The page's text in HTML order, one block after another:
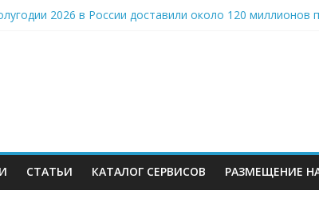
2026 в России доставили около 120
СТАТЬИ КАТАЛОГ СЕРВИСОВ РАЗМЕЩЕНИЕ